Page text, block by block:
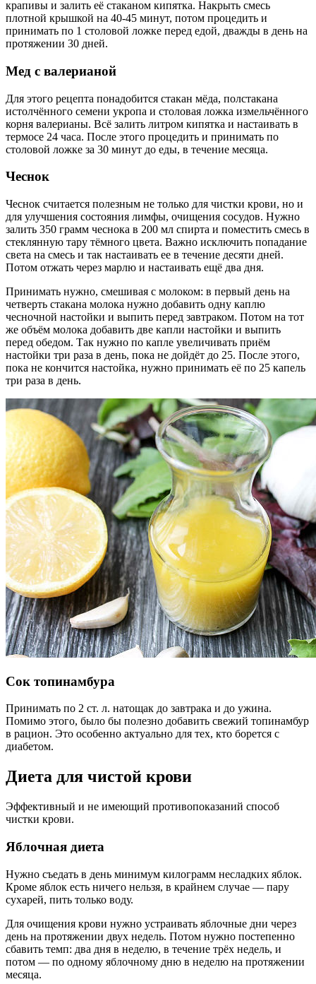
крапивы и залить её стаканом кипятка. Накрыть смесь
плотной крышкой на 40-45 минут, потом процедить и
принимать по 1 столовой ложке перед едой, дважды в день на
протяжении 30 дней.
Мед с валерианой
Для этого рецепта понадобится стакан мёда, полстакана
истолчённого семени укропа и столовая ложка измельчённого
корня валерианы. Всё залить литром кипятка и настаивать в
термосе 24 часа. После этого процедить и принимать по
столовой ложке за 30 минут до еды, в течение месяца.
Чеснок
Чеснок считается полезным не только для чистки крови, но и
для улучшения состояния лимфы, очищения сосудов. Нужно
залить 350 грамм чеснока в 200 мл спирта и поместить смесь в
стеклянную тару тёмного цвета. Важно исключить попадание
света на смесь и так настаивать ее в течение десяти дней.
Потом отжать через марлю и настаивать ещё два дня.
Принимать нужно, смешивая с молоком: в первый день на
четверть стакана молока нужно добавить одну каплю
чесночной настойки и выпить перед завтраком. Потом на тот
же объём молока добавить две капли настойки и выпить
перед обедом. Так нужно по капле увеличивать приём
настойки три раза в день, пока не дойдёт до 25. После этого,
пока не кончится настойка, нужно принимать её по 25 капель
три раза в день.
Сок топинамбура
Принимать по 2 ст. л. натощак до завтрака и до ужина.
Помимо этого, было бы полезно добавить свежий топинамбур
в рацион. Это особенно актуально для тех, кто борется с
диабетом.
Диета для чистой крови
Эффективный и не имеющий противопоказаний способ
чистки крови.
Яблочная диета
Нужно съедать в день минимум килограмм несладких яблок.
Кроме яблок есть ничего нельзя, в крайнем случае — пару
сухарей, пить только воду.
Для очищения крови нужно устраивать яблочные дни через
день на протяжении двух недель. Потом нужно постепенно
сбавить темп: два дня в неделю, в течение трёх недель, и
потом — по одному яблочному дню в неделю на протяжении
месяца.